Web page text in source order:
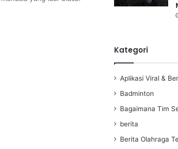
Kategori
Aplikasi Viral &
Badminton
Bagaimana Tim
berita
Berita Olahraga